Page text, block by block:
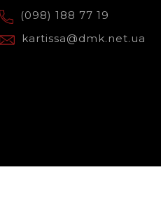
(098) 188 77 19
kartissa@dmk.net.ua